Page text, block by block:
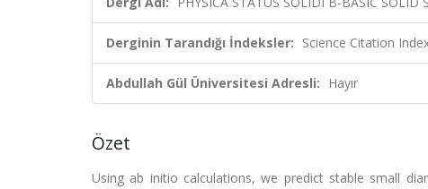
Derginin Tarandığı İndeksler: Science Citation
Abdullah Gül Üniversitesi Adresli: Hayır
Özet
Using ab initio calculations, we predict stable small